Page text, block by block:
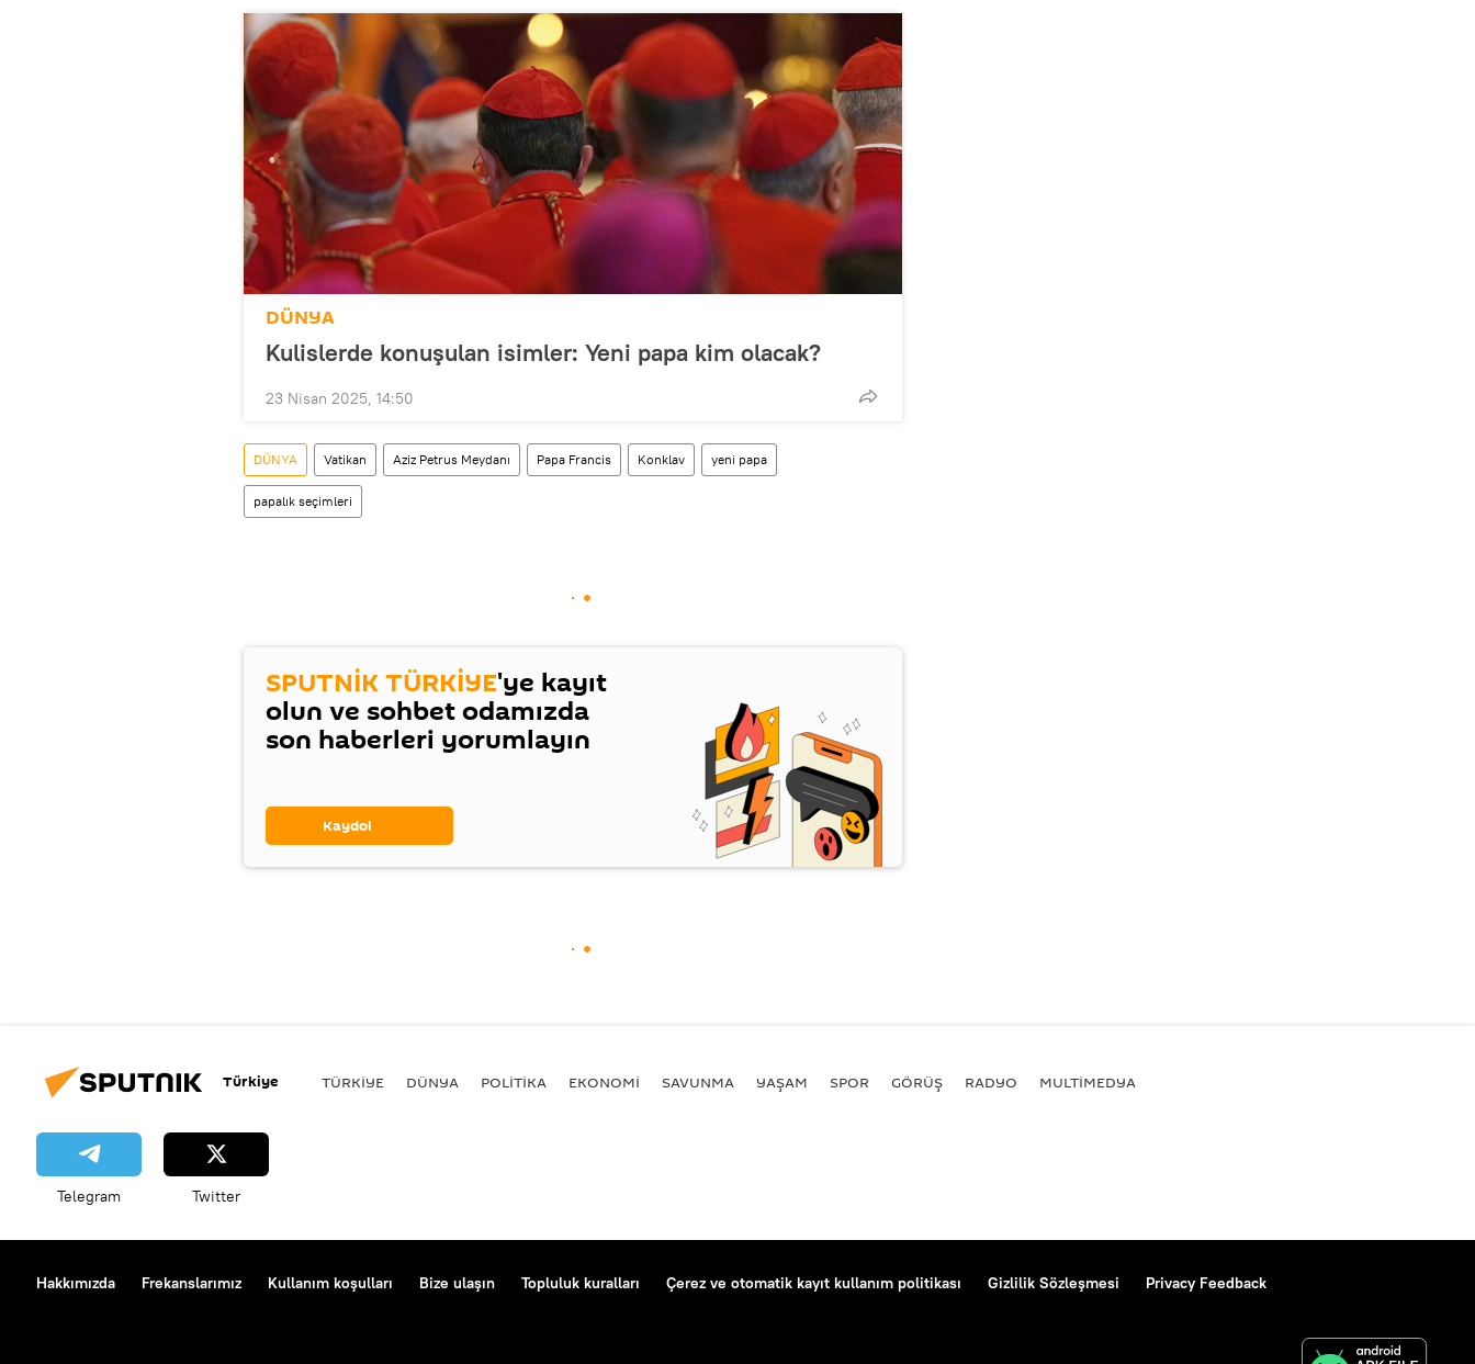
DÜNYA
Kulislerde konuşulan isimler: Yeni papa kim olacak?
23 Nisan 2025, 14:50
DÜNYA Vatikan Aziz Petrus Meydanı Papa Francis Konklav yeni papa
papalık seçimleri
SPUTNİK TÜRKİYE'ye kayıt
olun ve sohbet odamızda
son haberleri yorumlayın
Kaydol
Türkiye TÜRKIYE DÜNYA POLİTİKA EKONOMİ SAVUNMA YAŞAM SPOR GÖRÜŞ RADYO MULTİMEDYA
Telegram Twitter
Hakkımızda Frekanslarımız Kullanım koşulları Bize ulaşın Topluluk kuralları Çerez ve otomatik kayıt kullanım politikası Gizlilik Sözleşmesi Privacy Feedback